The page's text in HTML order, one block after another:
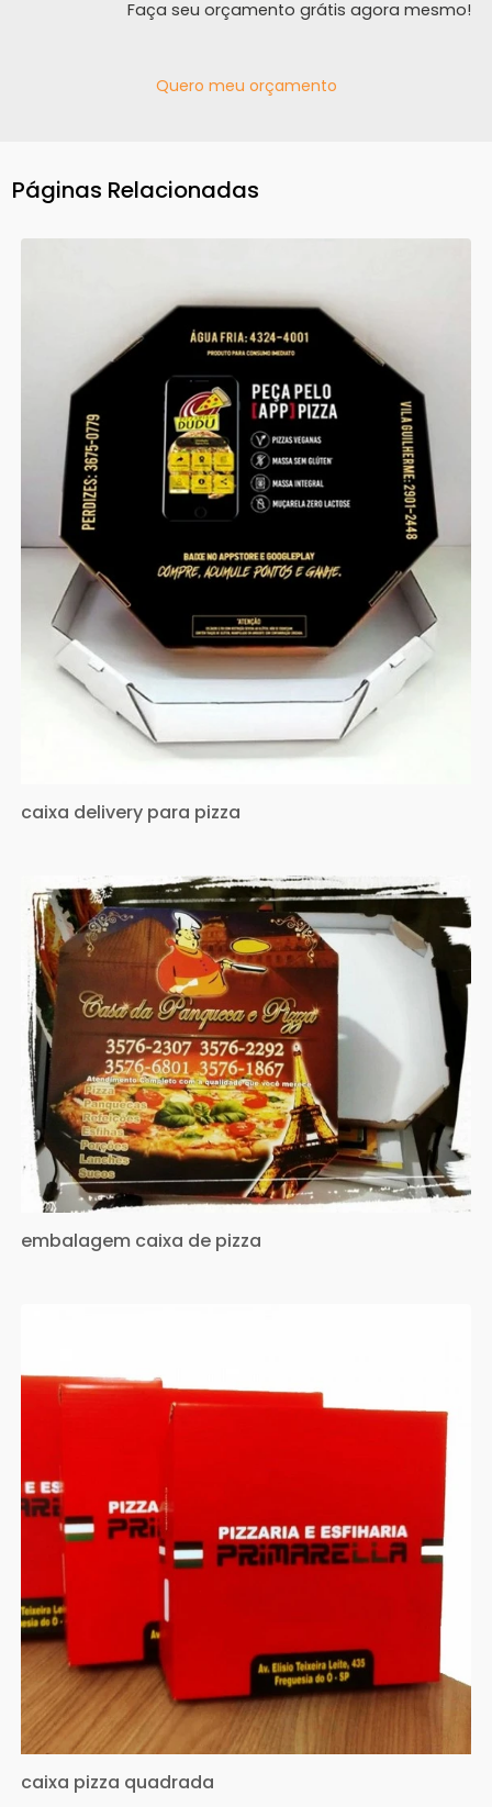
Faça seu orçamento grátis agora mesmo!
Quero meu orçamento
Páginas Relacionadas
caixa delivery para pizza
embalagem caixa de pizza
caixa pizza quadrada